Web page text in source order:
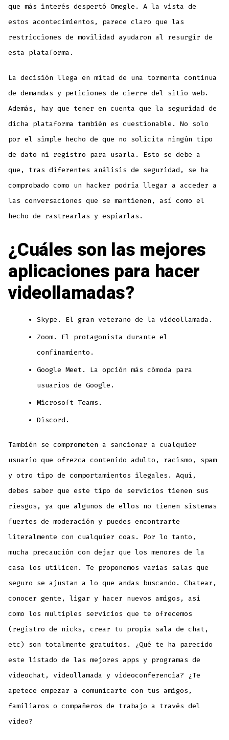
que más interés despertó Omegle. A la vista de
estos acontecimientos, parece claro que las
restricciones de movilidad ayudaron al resurgir de
esta plataforma.
La decisión llega en mitad de una tormenta continua
de demandas y peticiones de cierre del sitio web.
Además, hay que tener en cuenta que la seguridad de
dicha plataforma también es cuestionable. No solo
por el simple hecho de que no solicita ningún tipo
de dato ni registro para usarla. Esto se debe a
que, tras diferentes análisis de seguridad, se ha
comprobado como un hacker podría llegar a acceder a
las conversaciones que se mantienen, así como el
hecho de rastrearlas y espiarlas.
¿Cuáles son las mejores
aplicaciones para hacer
videollamadas?
Skype. El gran veterano de la videollamada.
Zoom. El protagonista durante el
confinamiento.
Google Meet. La opción más cómoda para
usuarios de Google.
Microsoft Teams.
Discord.
También se comprometen a sancionar a cualquier
usuario que ofrezca contenido adulto, racismo, spam
y otro tipo de comportamientos ilegales. Aquí,
debes saber que este tipo de servicios tienen sus
riesgos, ya que algunos de ellos no tienen sistemas
fuertes de moderación y puedes encontrarte
literalmente con cualquier coas. Por lo tanto,
mucha precaución con dejar que los menores de la
casa los utilicen. Te proponemos varias salas que
seguro se ajustan a lo que andas buscando. Chatear,
conocer gente, ligar y hacer nuevos amigos, asi
como los multiples servicios que te ofrecemos
(registro de nicks, crear tu propia sala de chat,
etc) son totalmente gratuitos. ¿Qué te ha parecido
este listado de las mejores apps y programas de
videochat, videollamada y videoconferencia? ¿Te
apetece empezar a comunicarte con tus amigos,
familiaros o compañeros de trabajo a través del
vídeo?